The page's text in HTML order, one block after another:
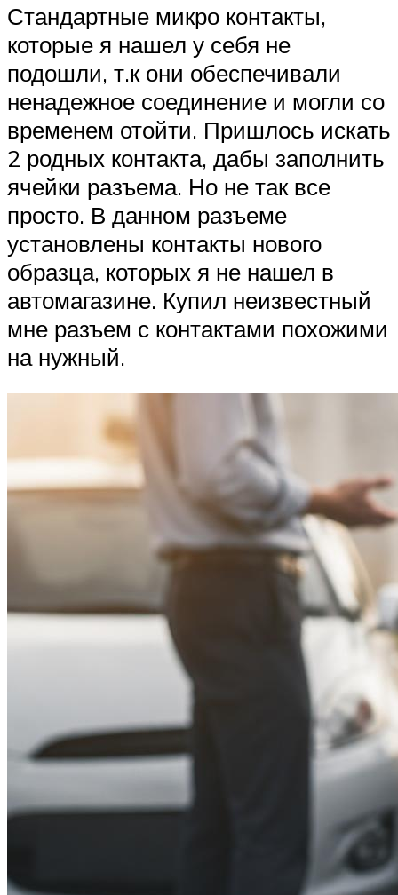
Стандартные микро контакты,
которые я нашел у себя не
подошли, т.к они обеспечивали
ненадежное соединение и могли со
временем отойти. Пришлось искать
2 родных контакта, дабы заполнить
ячейки разъема. Но не так все
просто. В данном разъеме
установлены контакты нового
образца, которых я не нашел в
автомагазине. Купил неизвестный
мне разъем с контактами похожими
на нужный.